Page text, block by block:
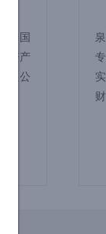
中国
资产
理公